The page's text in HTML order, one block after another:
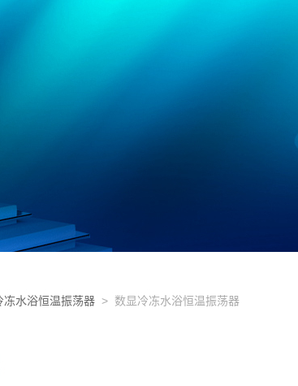
冻水浴恒温振荡器 > 数显冷冻水浴恒温振荡器